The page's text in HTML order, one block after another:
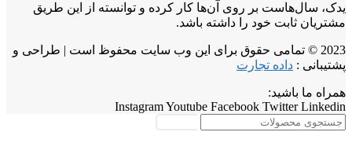
یدک، سال‌هاست بر روی آن‌ها کار کرده و توانسته از این طریق
مشتریان ثابت خود را داشته باشد.
2023 © تمامی حقوق برای این وب سایت محفوظ است | طراحی و
پشتیبانی : داده تجارت
همراه ما باشید:
InstagramYoutube Facebook Twitter Linkedin